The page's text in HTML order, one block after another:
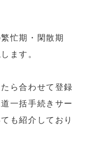
忙期・閑散期
ます。
ら合わせて登録
一括手続きサー
も紹介しており